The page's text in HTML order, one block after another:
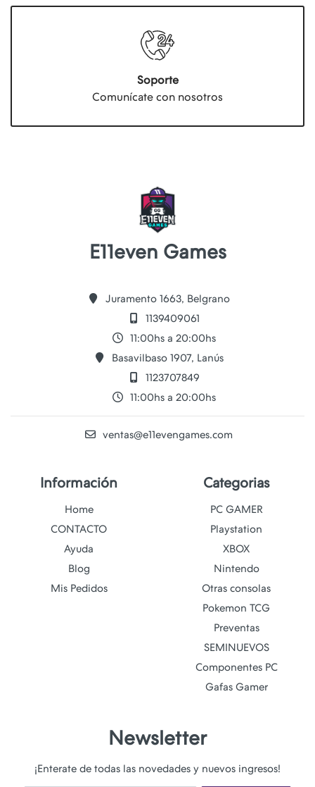
Soporte
Comunícate con nosotros
E11even Games
Juramento 1663, Belgrano
1139409061
11:00hs a 20:00hs
Basavilbaso 1907, Lanús
1123707849
11:00hs a 20:00hs
ventas@e11evengames.com
Información
Home
CONTACTO
Ayuda
Blog
Mis Pedidos
Categorias
PC GAMER
Playstation
XBOX
Nintendo
Otras consolas
Pokemon TCG
Preventas
SEMINUEVOS
Componentes PC
Gafas Gamer
Newsletter
¡Enterate de todas las novedades y nuevos ingresos!